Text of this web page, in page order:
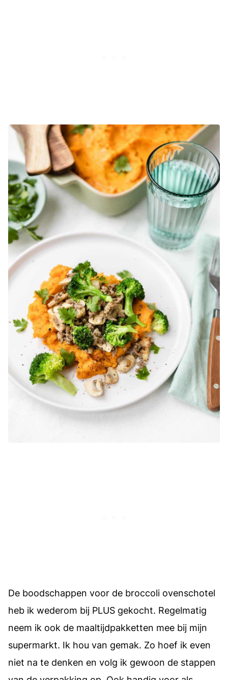
De boodschappen voor de broccoli ovenschotel
heb ik wederom bij PLUS gekocht. Regelmatig
neem ik ook de maaltijdpakketten mee bij mijn
supermarkt. Ik hou van gemak. Zo hoef ik even
niet na te denken en volg ik gewoon de stappen